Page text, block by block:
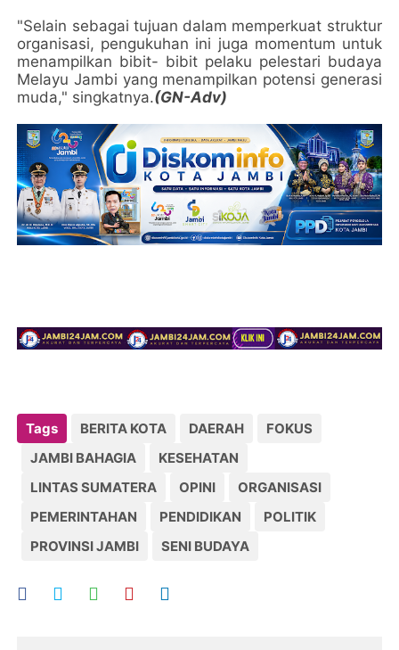
"Selain sebagai tujuan dalam memperkuat struktur
organisasi, pengukuhan ini juga momentum untuk
menampilkan bibit- bibit pelaku pelestari budaya
Melayu Jambi yang menampilkan potensi generasi
muda," singkatnya.(GN-Adv)
Tags BERITA KOTA DAERAH
FOKUS
JAMBI BAHAGIA
KESEHATAN
LINTAS SUMATERA
OPINI
ORGANISASI
PEMERINTAHAN
PENDIDIKAN
POLITIK
PROVINSI JAMBI
SENI BUDAYA